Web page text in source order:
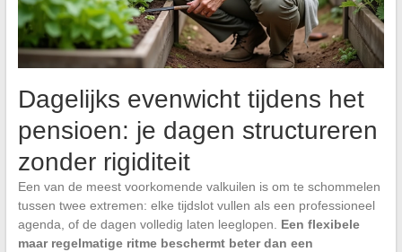
Dagelijks evenwicht tijdens het
pensioen: je dagen structureren
zonder rigiditeit
Een van de meest voorkomende valkuilen is om te schommelen
tussen twee extremen: elke tijdslot vullen als een professioneel
agenda, of de dagen volledig laten leeglopen. Een flexibele
maar regelmatige ritme beschermt beter dan een